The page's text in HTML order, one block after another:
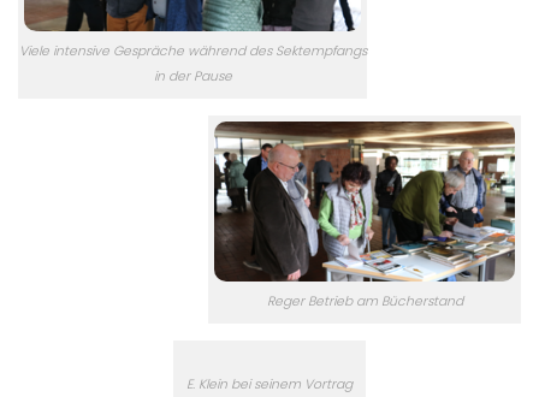
Viele intensive Gespräche während des Sektempfangs
in der Pause
Reger Betrieb am Bücherstand
E. Klein bei seinem Vortrag